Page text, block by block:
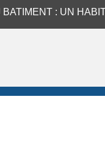
BATIMENT : UN